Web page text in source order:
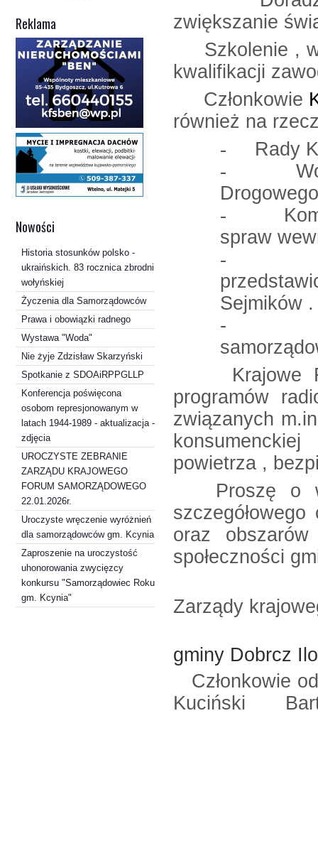
Reklama
Nowości
Historia stosunków polsko -
ukraińskich. 83 rocznica zbrodni
wołyńskiej
Życzenia dla Samorządowców
Prawa i obowiązki radnego
Wystawa "Woda"
Nie żyje Zdzisław Skarzyński
Spotkanie z SDOAiRPPGLLP
Konferencja poświęcona
osobom represjonowanym w
latach 1944-1989 - aktualizacja -
zdjęcia
UROCZYSTE ZEBRANIE
ZARZĄDU KRAJOWEGO
FORUM SAMORZĄDOWEGO
22.01.2026r.
Uroczyste wręczenie wyróżnień
dla samorządowców gm. Kcynia
Zaproszenie na uroczystość
uhonorowania zwycięzcy
konkursu "Samorządowiec Roku
gm. Kcynia"
zwiększanie
Szkolenie ,
kwalifikacji
Członkowie
również na
-
Rady
-
-
spraw
-
Sejmików .
-
Krajowe
programów
związanych
powietrza ,
Proszę o
oraz
społeczności
Zarządy
gminy Dobrcz
Kuciński